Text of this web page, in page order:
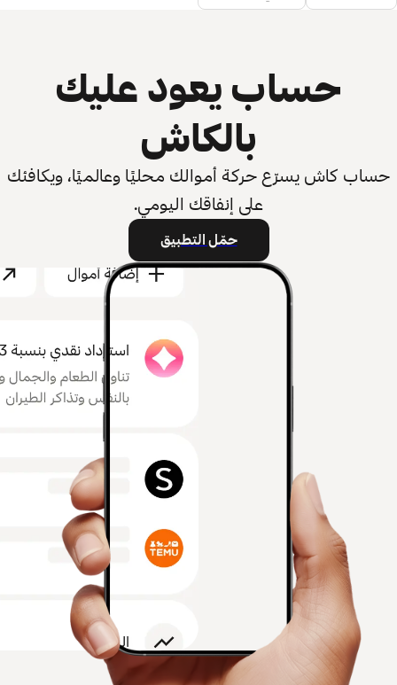
حساب يعود عليك
بالكاش
حساب كاش يسرّع حركة أموالك محليًا وعالميًا، ويكافئك
على إنفاقك اليومي.
حمّل التطبيق